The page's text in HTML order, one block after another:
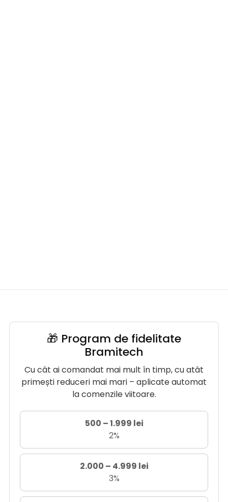
🎁 Program de fidelitate
Bramitech
Cu cât ai comandat mai mult în timp, cu atât
primești reduceri mai mari – aplicate automat
la comenzile viitoare.
500 – 1.999 lei
2%
2.000 – 4.999 lei
3%